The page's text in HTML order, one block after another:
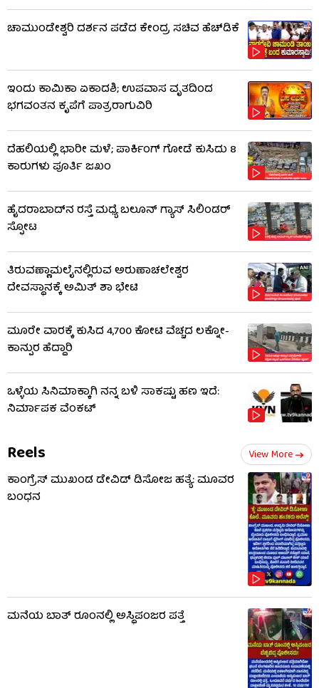
ಚಾಮುಂಡೇಶ್ವರಿ ದರ್ಶನ ಪಡೆದ ಕೇಂದ್ರ ಸಚಿವ ಹೆಚ್​​ಡಿಕೆ
ಇಂದು ಕಾಮಿಕಾ ಏಕಾದಶಿ; ಉಪವಾಸ ವೃತದಿಂದ
ಭಗವಂತನ ಕೃಪೆಗೆ ಪಾತ್ರರಾಗುವಿರಿ
ದೆಹಲಿಯಲ್ಲಿ ಭಾರೀ ಮಳೆ; ಪಾರ್ಕಿಂಗ್ ಗೋಡೆ ಕುಸಿದು 8
ಕಾರುಗಳು ಪೂರ್ತಿ ಜಖಂ
ಹೈದರಾಬಾದ್​ನ ರಸ್ತೆ ಮಧ್ಯೆ ಬಲೂನ್ ಗ್ಯಾಸ್ ಸಿಲಿಂಡರ್
ಸ್ಫೋಟ
ತಿರುವಣ್ಣಾಮಲೈನಲ್ಲಿರುವ ಅರುಣಾಚಲೇಶ್ವರ
ದೇವಸ್ಥಾನಕ್ಕೆ ಅಮಿತ್ ಶಾ ಭೇಟಿ
ಮೂರೇ ವಾರಕ್ಕೆ ಕುಸಿದ 4,700 ಕೋಟಿ ವೆಚ್ಚದ ಲಕ್ನೋ-
ಕಾನ್ಪುರ ಹೆದ್ದಾರಿ
ಒಳ್ಳೆಯ ಸಿನಿಮಾಕ್ಕಾಗಿ ನನ್ನ ಬಳಿ ಸಾಕಷ್ಟು ಹಣ ಇದೆ:
ನಿರ್ಮಾಪಕ ವೆಂಕಟ್
Reels View More
ಕಾಂಗ್ರೆಸ್ ಮುಖಂಡ ಡೇವಿಡ್ ಡಿಸೋಜ ಹತ್ಯೆ: ಮೂವರ
ಬಂಧನ
ಮನೆಯ ಬಾತ್ ರೂಂನಲ್ಲಿ ಅಸ್ಥಿಪಂಜರ ಪತ್ತೆ